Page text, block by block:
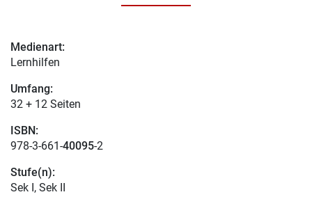
Medienart:
Lernhilfen
Umfang:
32 + 12 Seiten
ISBN:
978-3-661-40095-2
Stufe(n):
Sek I, Sek II